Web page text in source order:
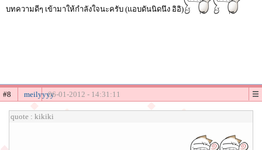
บทความดีๆ เข้ามาให้กำลังใจนะครับ (แอบดันนิดนึง อิอิ)
#8 meilyyyy06-01-2012 - 14:31:11
quote : kikiki